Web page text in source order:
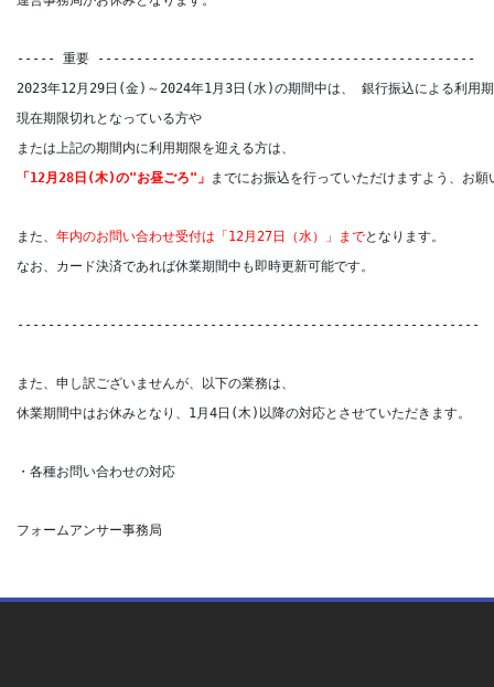
----- 重要 -------------------------------------------------
2023年12月29日(金)～2024年1月3日(水)の期間中は、 銀行振込による利用
現在期限切れとなっている方や
または上記の期間内に利用期限を迎える方は、
「12月28日(木)の"お昼ごろ"」 までにお振込を行っていただけますよう、お願
また、 年内のお問い合わせ受付は「12月27日（水）」までとなります。
なお、カード決済であれば休業期間中も即時更新可能です。
------------------------------------------------------------
また、申し訳ございませんが、以下の業務は、
休業期間中はお休みとなり、1月4日(木)以降の対応とさせていただきます。
・各種お問い合わせの対応
フォームアンサー事務局